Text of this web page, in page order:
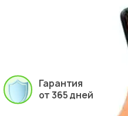
Гарантия
от 365 дней